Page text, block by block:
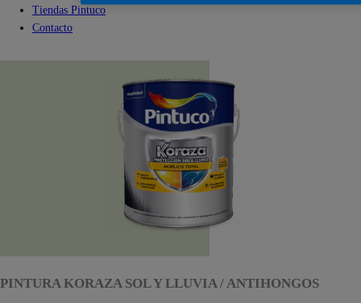
Tiendas Pintuco
Contacto
PINTURA KORAZA SOL Y LLUVIA / ANTIHONGOS